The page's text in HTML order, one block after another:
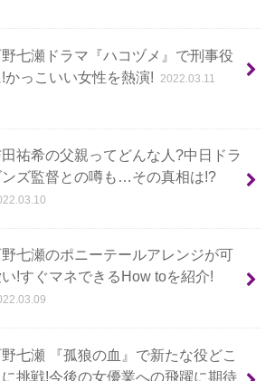
七瀬ドラマ『ハコヅメ』で刑事役
かっこいい女性を熱演!
2022.03.11
祐希の父親ってどんな人?中日ドラ
ンズ監督との噂も…その真相は!?
七瀬のポニーテールアレンジが可
!すぐマネできるHow toを紹介!
七瀬 『孤狼の血』で新たな役どこ
挑戦!今後の女優業への飛躍に期待